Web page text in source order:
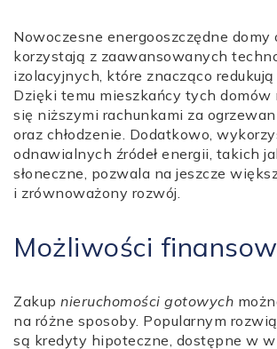
Nowoczesne energooszczędne domy
korzystają z zaawansowanych
izolacyjnych, które znacząco
Dzięki temu mieszkańcy tych domów
się niższymi rachunkami za
oraz chłodzenie. Dodatkowo,
odnawialnych źródeł energii, takich
słoneczne, pozwala na jeszcze
i zrównoważony rozwój.
Możliwości
Zakup nieruchomości gotowych
na różne sposoby. Popularnym
są kredyty hipoteczne, dostępne w